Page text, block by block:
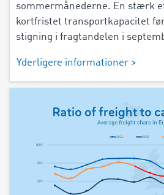
sommermånederne. En stærk
kortfristet transportkapacitet
stigning i fragtandelen i
Yderligere informationer >